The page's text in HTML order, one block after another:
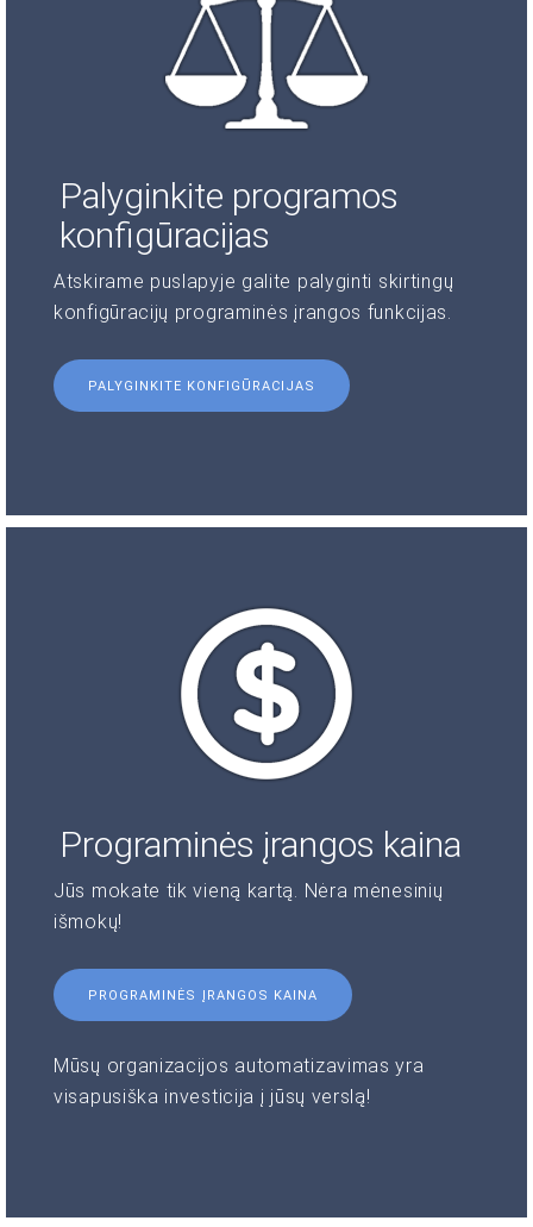
Palyginkite programos
konfigūracijas
Atskirame puslapyje galite palyginti skirtingų
konfigūracijų programinės įrangos funkcijas.
PALYGINKITE KONFIGŪRACIJAS
Programinės įrangos kaina
Jūs mokate tik vieną kartą. Nėra mėnesinių
išmokų!
PROGRAMINĖS ĮRANGOS KAINA
Mūsų organizacijos automatizavimas yra
visapusiška investicija į jūsų verslą!